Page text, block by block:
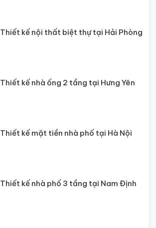
Thiết kế nội thất biệt thự tại Hải Phòng
Thiết kế nhà ống 2 tầng tại Hưng Yên
Thiết kế mặt tiền nhà phố tại Hà Nội
Thiết kế nhà phố 3 tầng tại Nam Định